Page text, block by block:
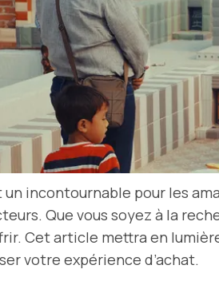
un incontournable pour les
Que vous soyez à la
Cet article mettra en
votre expérience d’achat.